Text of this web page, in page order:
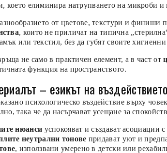
което елиминира натрупването на микроби и
от цветове, текстури и финиши
, които не приличат на типична
или текстил, без да губят своите
не само в практичен елемент, а в част от
функция на пространството.
– езикът на въздействието
психологическо въздействие върху
така че да насърчават усещане за
нюанси успокояват и създават асоциации
неутрални тонове придават уют и
, използвани умерено в детски или